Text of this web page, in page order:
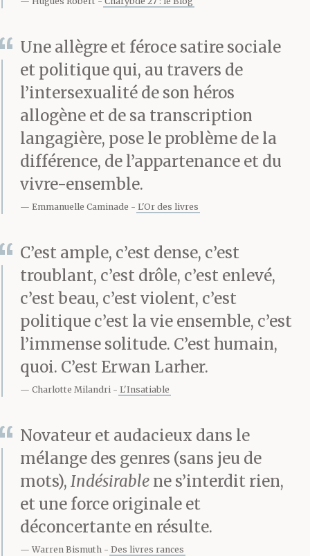
par-dessus sa
chemisette blanche.
— De rien, de rien, c’est
tout à fait normal ! Vous
êtes de la région ?
— Bien sûr, oui. Je le
saurais. Je veux dire…
vous ne passez pas
inaperçu…
Sourire en coin, Sam
l’écoute s’embourber,
voit qu’il cherche des
indices dans les creux et
bosses de sa silhouette,
Une allègre et féroce satire sociale
et politique qui, au travers de
l’intersexualité de son héros
allogène et de sa transcription
langagière, pose le problème de la
différence, de l’appartenance et du
vivre-ensemble.
Emmanuelle Caminade L'Or des livres
C’est ample, c’est dense, c’est
troublant, c’est drôle, c’est enlevé,
c’est beau, c’est violent, c’est
politique c’est la vie ensemble, c’est
l’immense solitude. C’est humain,
quoi. C’est Erwan Larher.
Charlotte Milandri L'Insatiable
Novateur et audacieux dans le
mélange des genres (sans jeu de
mots), Indésirable ne s’interdit rien,
et une force originale et
déconcertante en résulte.
Warren Bismuth Des livres rances